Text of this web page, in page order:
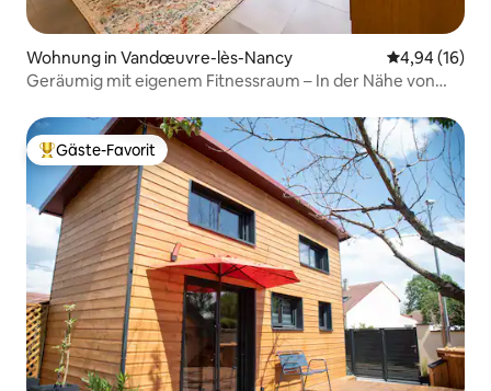
Wohnung in Vandœuvre-lès-Nancy
4,94 (16)
Geräumig mit eigenem Fitnessraum – In der Nähe von
Beliebter Gäste-Favorit.
Gäste-Favorit